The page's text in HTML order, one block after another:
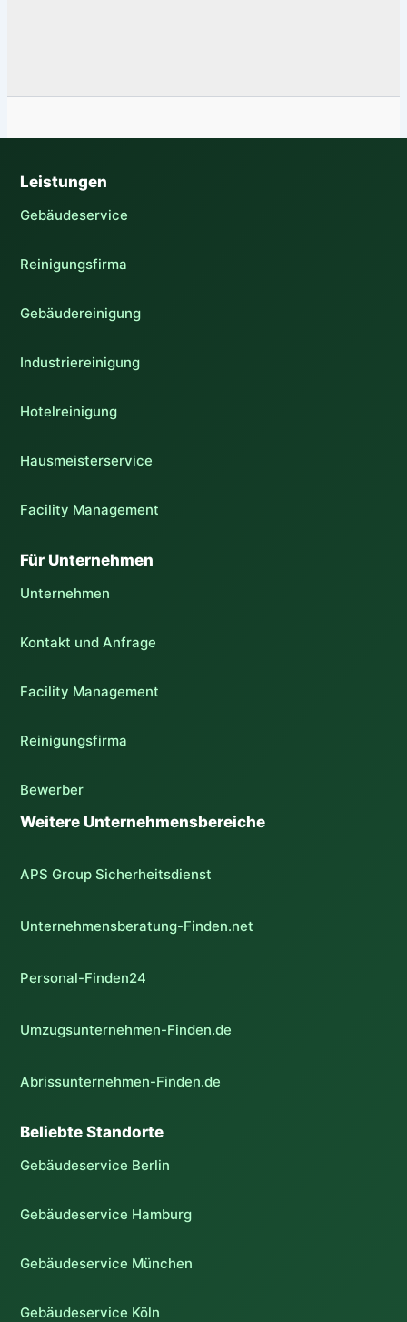
Leistungen
Gebäudeservice
Reinigungsfirma
Gebäudereinigung
Industriereinigung
Hotelreinigung
Hausmeisterservice
Facility Management
Für Unternehmen
Unternehmen
Kontakt und Anfrage
Facility Management
Reinigungsfirma
Bewerber
Weitere Unternehmensbereiche
APS Group Sicherheitsdienst
Unternehmensberatung-Finden.net
Personal-Finden24
Umzugsunternehmen-Finden.de
Abrissunternehmen-Finden.de
Beliebte Standorte
Gebäudeservice Berlin
Gebäudeservice Hamburg
Gebäudeservice München
Gebäudeservice Köln